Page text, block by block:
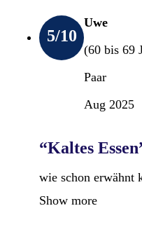
5/10
Uwe
(60 bis 69
Paar
Aug 2025
“Kaltes
wie schon erwähnt
Show more